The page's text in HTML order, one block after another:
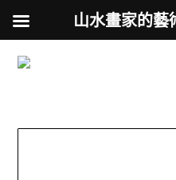
山水畫家的藝